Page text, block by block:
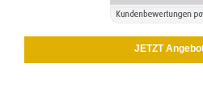
JETZT